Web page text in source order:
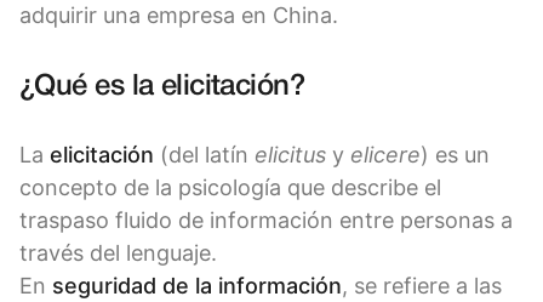
adquirir una empresa en China.
¿Qué es la elicitación?
La elicitación (del latín elicitus y elicere) es un
concepto de la psicología que describe el
traspaso fluido de información entre personas a
través del lenguaje.
En seguridad de la información, se refiere a las